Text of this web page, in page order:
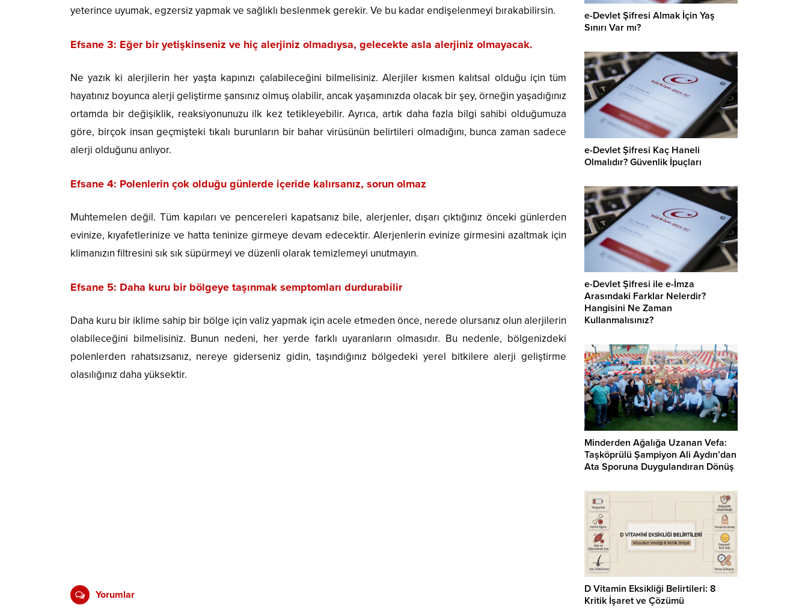
yeterince uyumak, egzersiz yapmak ve sağlıklı beslenmek gerekir. Ve bu kadar endişelenmeyi bırakabilirsin.
Efsane 3: Eğer bir yetişkinseniz ve hiç alerjiniz olmadıysa, gelecekte asla alerjiniz olmayacak.
Ne yazık ki alerjilerin her yaşta kapınızı çalabileceğini bilmelisiniz. Alerjiler kısmen kalıtsal olduğu için tüm
hayatınız boyunca alerji geliştirme şansınız olmuş olabilir, ancak yaşamınızda olacak bir şey, örneğin yaşadığınız
ortamda bir değişiklik, reaksiyonunuzu ilk kez tetikleyebilir. Ayrıca, artık daha fazla bilgi sahibi olduğumuza
göre, birçok insan geçmişteki tıkalı burunların bir bahar virüsünün belirtileri olmadığını, bunca zaman sadece
alerji olduğunu anlıyor.
Efsane 4: Polenlerin çok olduğu günlerde içeride kalırsanız, sorun olmaz
Muhtemelen değil. Tüm kapıları ve pencereleri kapatsanız bile, alerjenler, dışarı çıktığınız önceki günlerden
evinize, kıyafetlerinize ve hatta teninize girmeye devam edecektir. Alerjenlerin evinize girmesini azaltmak için
klimanızın filtresini sık sık süpürmeyi ve düzenli olarak temizlemeyi unutmayın.
Efsane 5: Daha kuru bir bölgeye taşınmak semptomları durdurabilir
Daha kuru bir iklime sahip bir bölge için valiz yapmak için acele etmeden önce, nerede olursanız olun alerjilerin
olabileceğini bilmelisiniz. Bunun nedeni, her yerde farklı uyaranların olmasıdır. Bu nedenle, bölgenizdeki
polenlerden rahatsızsanız, nereye giderseniz gidin, taşındığınız bölgedeki yerel bitkilere alerji geliştirme
olasılığınız daha yüksektir.
Yorumlar
e-Devlet Şifresi Almak İçin Yaş
Sınırı Var mı?
e-Devlet Şifresi Kaç Haneli
Olmalıdır? Güvenlik İpuçları
e-Devlet Şifresi ile e-İmza
Arasındaki Farklar Nelerdir?
Hangisini Ne Zaman
Kullanmalısınız?
Minderden Ağalığa Uzanan Vefa:
Taşköprülü Şampiyon Ali Aydın’dan
Ata Sporuna Duygulandıran Dönüş
D Vitamin Eksikliği Belirtileri: 8
Kritik İşaret ve Çözümü